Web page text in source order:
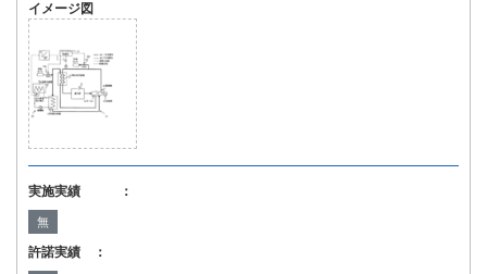
イメージ図
実施実績 ：
無
許諾実績 ：